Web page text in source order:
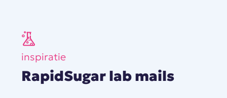
inspiratie
RapidSugar lab mails